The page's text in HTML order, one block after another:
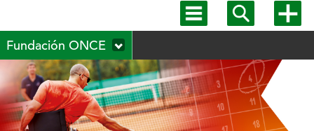
Mostrar
menú
Mostrar
buscadormás
Fundación ONCE